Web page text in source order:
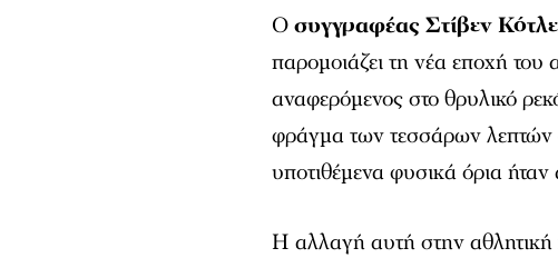
Οσυγγραφέας Στίβεν
παρομοιάζει τη νέα εποχή
αναφερόμενος στο θρυλικό
φράγμα των τεσσάρων λεπτών
υποτιθέμενα φυσικά όρια
Η αλλαγή αυτή στην αθλητική